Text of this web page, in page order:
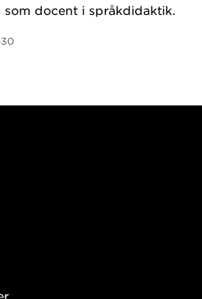
som docent i språkdidaktik.